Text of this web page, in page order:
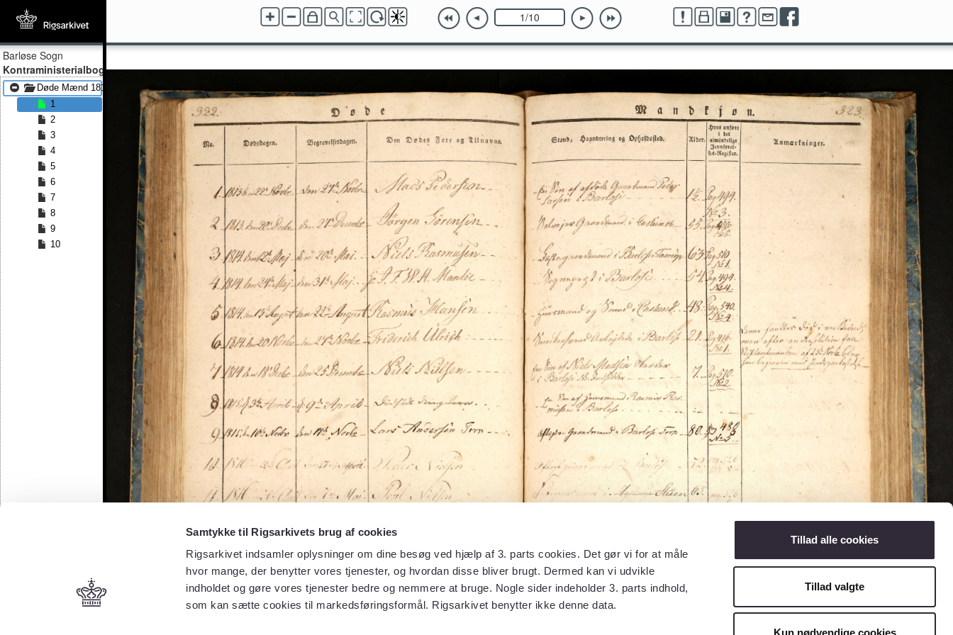
Samtykke til Rigsarkivets brug af cookies
Rigsarkivet indsamler oplysninger om dine besøg ved hjælp af 3. parts cookies. Det gør vi for at måle
hvor mange, der benytter vores tjenester, og hvordan disse bliver brugt. Dermed kan vi udvikle
indholdet og gøre vores tjenester bedre og nemmere at bruge. Nogle sider indeholder 3. parts indhold,
som kan sætte cookies til markedsføringsformål. Rigsarkivet benytter ikke denne data.
Tillad alle cookies
Tillad valgte
Kun nødvendige cookies
Barløse Sogn
Kontraministerialbog
Døde Mænd 1813 - Døde Mænd 1831
1
2
3
4
5
6
7
8
9
10